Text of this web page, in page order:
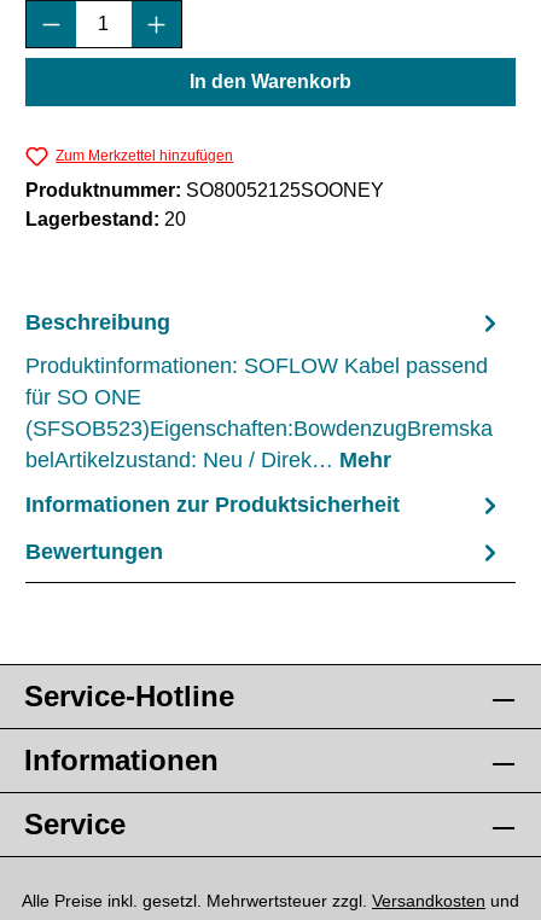
Produkt Anzahl: Gib den gewünschten
In den Warenkorb
Zum Merkzettel hinzufügen
Produktnummer: SO80052125SOONEY
Lagerbestand: 20
Beschreibung
Produktinformationen: SOFLOW Kabel passend
für SO ONE
(SFSOB523)Eigenschaften:BowdenzugBremska
belArtikelzustand: Neu / Direk… Mehr
Informationen zur Produktsicherheit
Bewertungen
Service-Hotline
Informationen
Service
Alle Preise inkl. gesetzl. Mehrwertsteuer zzgl. Versandkosten und